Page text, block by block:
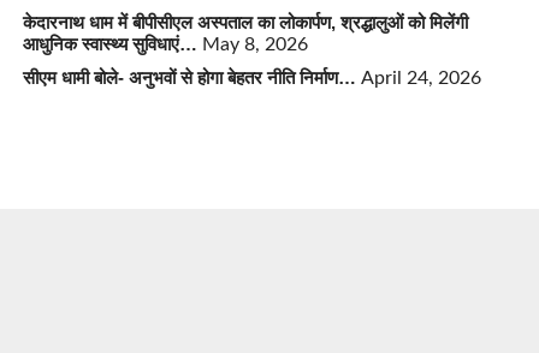
केदारनाथ धाम में बीपीसीएल अस्पताल का लोकार्पण, श्रद्धालुओं को मिलेंगी
आधुनिक स्वास्थ्य सुविधाएं… May 8, 2026
सीएम धामी बोले- अनुभवों से होगा बेहतर नीति निर्माण… April 24, 2026